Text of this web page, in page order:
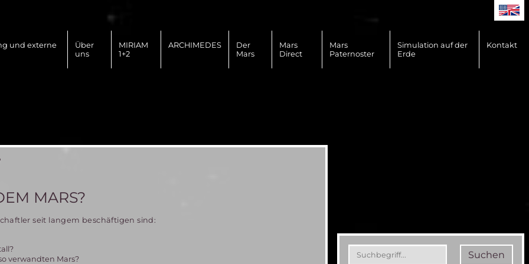
und externe
Über
uns
MIRIAM
1+2
ARCHIMEDES
Der
Mars
Mars
Direct
Mars
Paternoster
Simulation auf der
Erde
Kontakt
MARS?
seit langem beschäftigen sind:
verwandten Mars?
Suchen